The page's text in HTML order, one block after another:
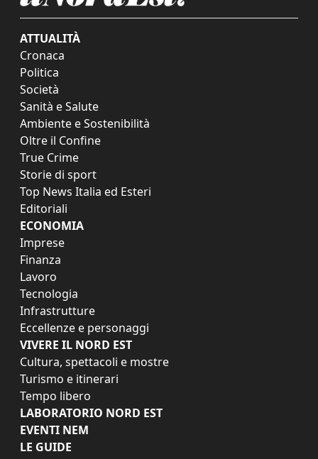
ATTUALITÀ
Cronaca
Politica
Società
Sanità e Salute
Ambiente e Sostenibilità
Oltre il Confine
True Crime
Storie di sport
Top News Italia ed Esteri
Editoriali
ECONOMIA
Imprese
Finanza
Lavoro
Tecnologia
Infrastrutture
Eccellenze e personaggi
VIVERE IL NORD EST
Cultura, spettacoli e mostre
Turismo e itinerari
Tempo libero
LABORATORIO NORD EST
EVENTI NEM
LE GUIDE